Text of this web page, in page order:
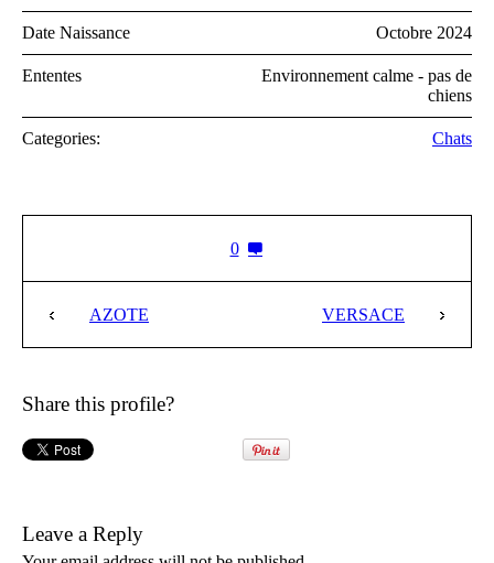
Date Naissance Octobre 2024
Ententes
Environnement calme - pas de
chiens
Categories: Chats
0
AZOTE VERSACE
Share this profile?
Leave a Reply